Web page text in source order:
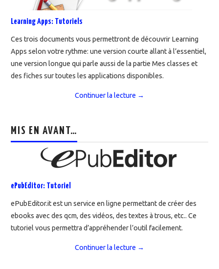
Learning Apps: Tutoriels
Ces trois documents vous permettront de découvrir Learning
Apps selon votre rythme: une version courte allant à l’essentiel,
une version longue qui parle aussi de la partie Mes classes et
des fiches sur toutes les applications disponibles.
Continuer la lecture →
MIS EN AVANT…
ePubEditor: Tutoriel
ePubEditor.it est un service en ligne permettant de créer des
ebooks avec des qcm, des vidéos, des textes à trous, etc.. Ce
tutoriel vous permettra d’appréhender l’outil facilement.
Continuer la lecture →